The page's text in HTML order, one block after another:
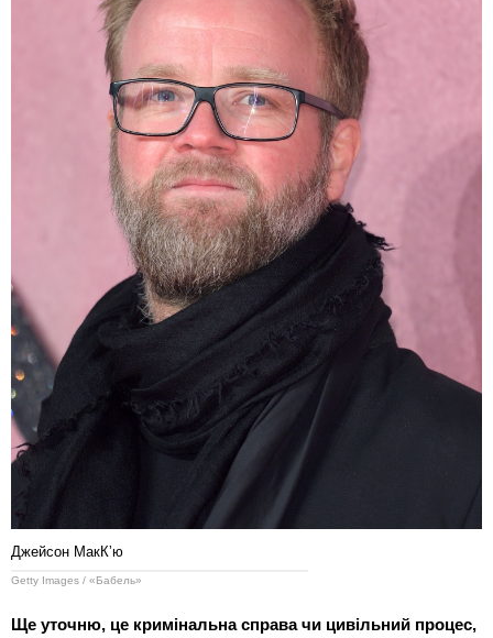
Джейсон МакКʼю
Getty Images / «Бабель»
Ще уточню, це кримінальна справа чи цивільний процес,